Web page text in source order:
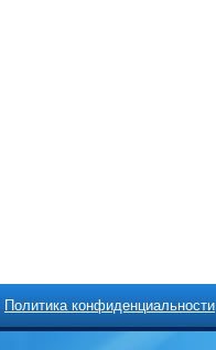
Политика конфиденциальности